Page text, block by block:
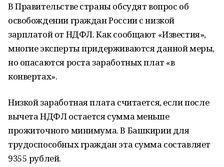
В Правительстве страны обсудят вопрос об
освобождении граждан России с низкой
зарплатой от НДФЛ. Как сообщают «Известия»,
многие эксперты придерживаются данной меры,
но опасаются роста заработных плат «в
конвертах».
Низкой заработная плата считается, если после
вычета НДФЛ остается сумма меньше
прожиточного минимума. В Башкирии для
трудоспособных граждан эта сумма составляет
9355 рублей.